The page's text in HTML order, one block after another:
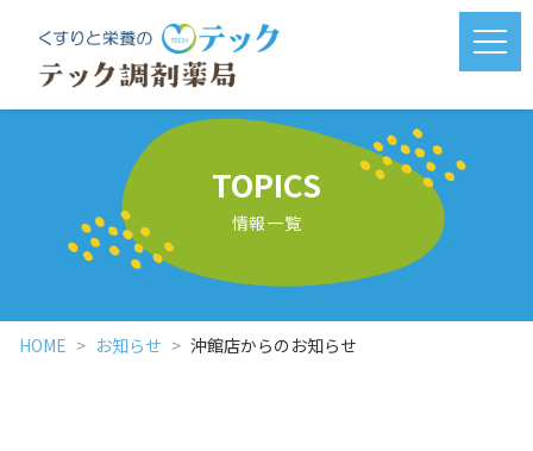
メニ
TOPICS
情報一覧
HOME お知らせ 沖館店からのお知らせ